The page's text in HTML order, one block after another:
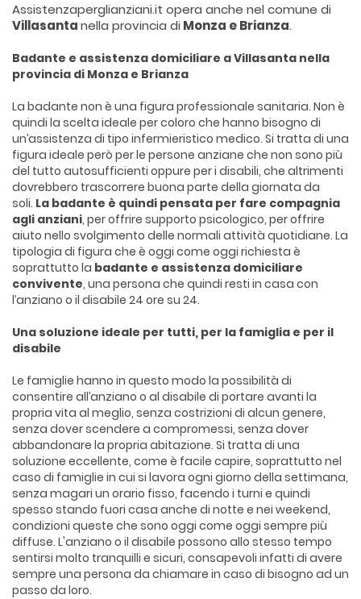
Assistenzaperglianziani.it opera anche nel comune di
Villasantanella provincia di Monza e Brianza.
Badante e assistenza domiciliare a Villasanta nella
provincia di Monza e Brianza
La badante non è una figura professionale sanitaria. Non è
quindi la scelta ideale per coloro che hanno bisogno di
un’assistenza di tipo infermieristico medico. Si tratta di una
figura ideale però per le persone anziane che non sono più
del tutto autosufficienti oppure per i disabili, che altrimenti
dovrebbero trascorrere buona parte della giornata da
soli. La badante è quindi pensata per fare compagnia
agli anziani, per offrire supporto psicologico, per offrire
aiuto nello svolgimento delle normali attività quotidiane. La
tipologia di figura che è oggi come oggi richiesta è
soprattutto la badante e assistenza domiciliare
convivente, una persona che quindi resti in casa con
l’anziano o il disabile 24 ore su 24.
Una soluzione ideale per tutti, per la famiglia e per il
disabile
Le famiglie hanno in questo modo la possibilità di
consentire all’anziano o al disabile di portare avanti la
propria vita al meglio, senza costrizioni di alcun genere,
senza dover scendere a compromessi, senza dover
abbandonare la propria abitazione. Si tratta di una
soluzione eccellente, come è facile capire, soprattutto nel
caso di famiglie in cui si lavora ogni giorno della settimana,
senza magari un orario fisso, facendo i turni e quindi
spesso stando fuori casa anche di notte e nei weekend,
condizioni queste che sono oggi come oggi sempre più
diffuse. L'anziano o il disabile possono allo stesso tempo
sentirsi molto tranquilli e sicuri, consapevoli infatti di avere
sempre una persona da chiamare in caso di bisogno ad un
passo da loro.